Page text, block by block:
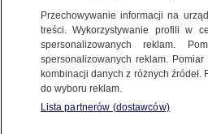
Oprac.Natalia Grzybowska
23.05.2026, 16:42
Posłuchaj artykułu
Czyta lektor AI
Przechowywanie informacji na
treści. Wykorzystywanie profili w
spersonalizowanych reklam.
spersonalizowanych reklam.
kombinacji danych z różnych
do wyboru reklam.
Lista partnerów (dostawców)